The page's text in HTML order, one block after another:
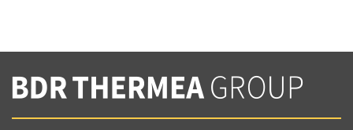
Вы соглашаетесь с нашей политикой
конфеденциальности